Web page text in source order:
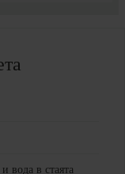
вода в стаята